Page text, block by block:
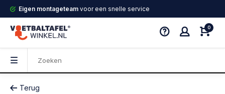
Eigen montageteam voor een snelle service
0
Terug